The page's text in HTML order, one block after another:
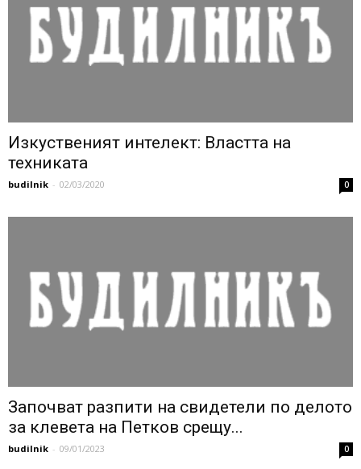
Изкуственият интелект: Властта на
техниката
budilnik - 02/03/2020 0
Започват разпити на свидетели по делото
за клевета на Петков срещу...
budilnik - 09/01/2023 0